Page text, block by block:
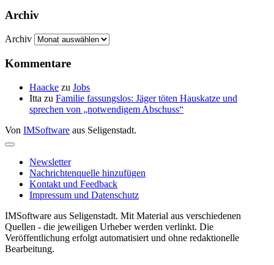
Archiv
Archiv
Kommentare
Haacke zu Jobs
Itta zu Familie fassungslos: Jäger töten Hauskatze und
sprechen von „notwendigem Abschuss“
Von IMSoftware aus Seligenstadt.
Newsletter
Nachrichtenquelle hinzufügen
Kontakt und Feedback
Impressum und Datenschutz
IMSoftware aus Seligenstadt. Mit Material aus verschiedenen
Quellen - die jeweiligen Urheber werden verlinkt. Die
Veröffentlichung erfolgt automatisiert und ohne redaktionelle
Bearbeitung.